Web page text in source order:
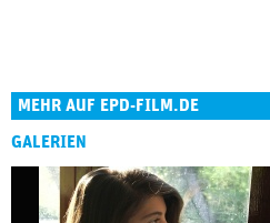
MEHR AUF EPD-FILM.DE
GALERIEN